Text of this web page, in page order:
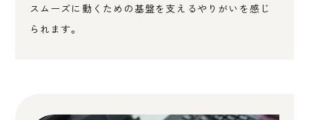
スムーズに動くための基盤を支えるやりがいを感じ
られます。